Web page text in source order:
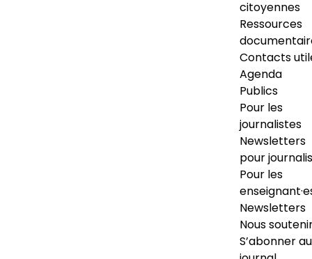
citoyennes
Ressources
Contacts
Agenda
Publics
Pour les
journalistes
Newsletters
pour
Pour les
Newsletters
Nous
S’abonner au